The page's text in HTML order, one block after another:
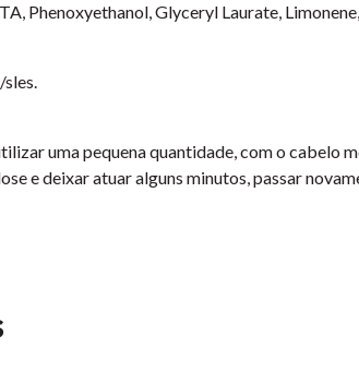
Phenoxyethanol, Glyceryl Laurate,
uma pequena quantidade, com o cabelo
e deixar atuar alguns minutos, passar